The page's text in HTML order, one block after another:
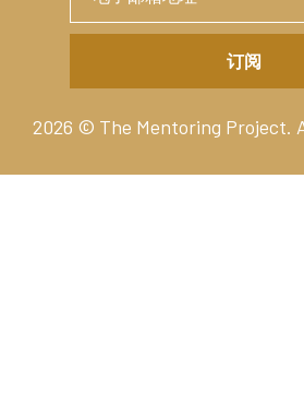
2026 © The Mentoring Project.